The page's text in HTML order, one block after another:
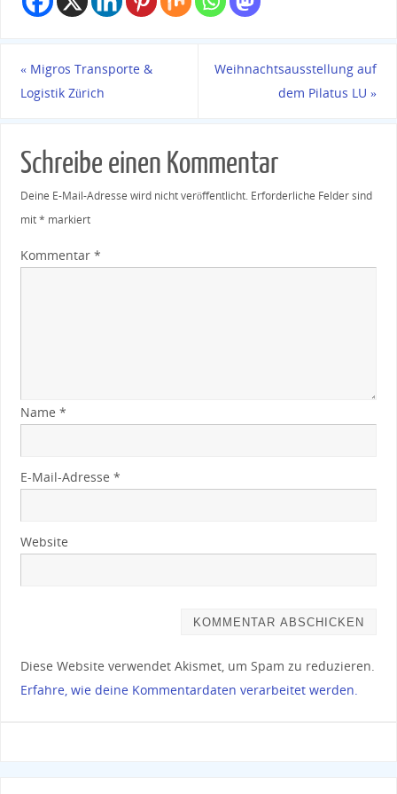
«Migros Transporte &
Logistik Zürich
Weihnachtsausstellung auf
dem Pilatus LU»
Schreibe einen Kommentar
Deine E-Mail-Adresse wird nicht veröffentlicht. Erforderliche Felder sind
mit* markiert
Kommentar *
Name *
E-Mail-Adresse *
Website
Diese Website verwendet Akismet, um Spam zu reduzieren.
Erfahre, wie deine Kommentardaten verarbeitet werden.